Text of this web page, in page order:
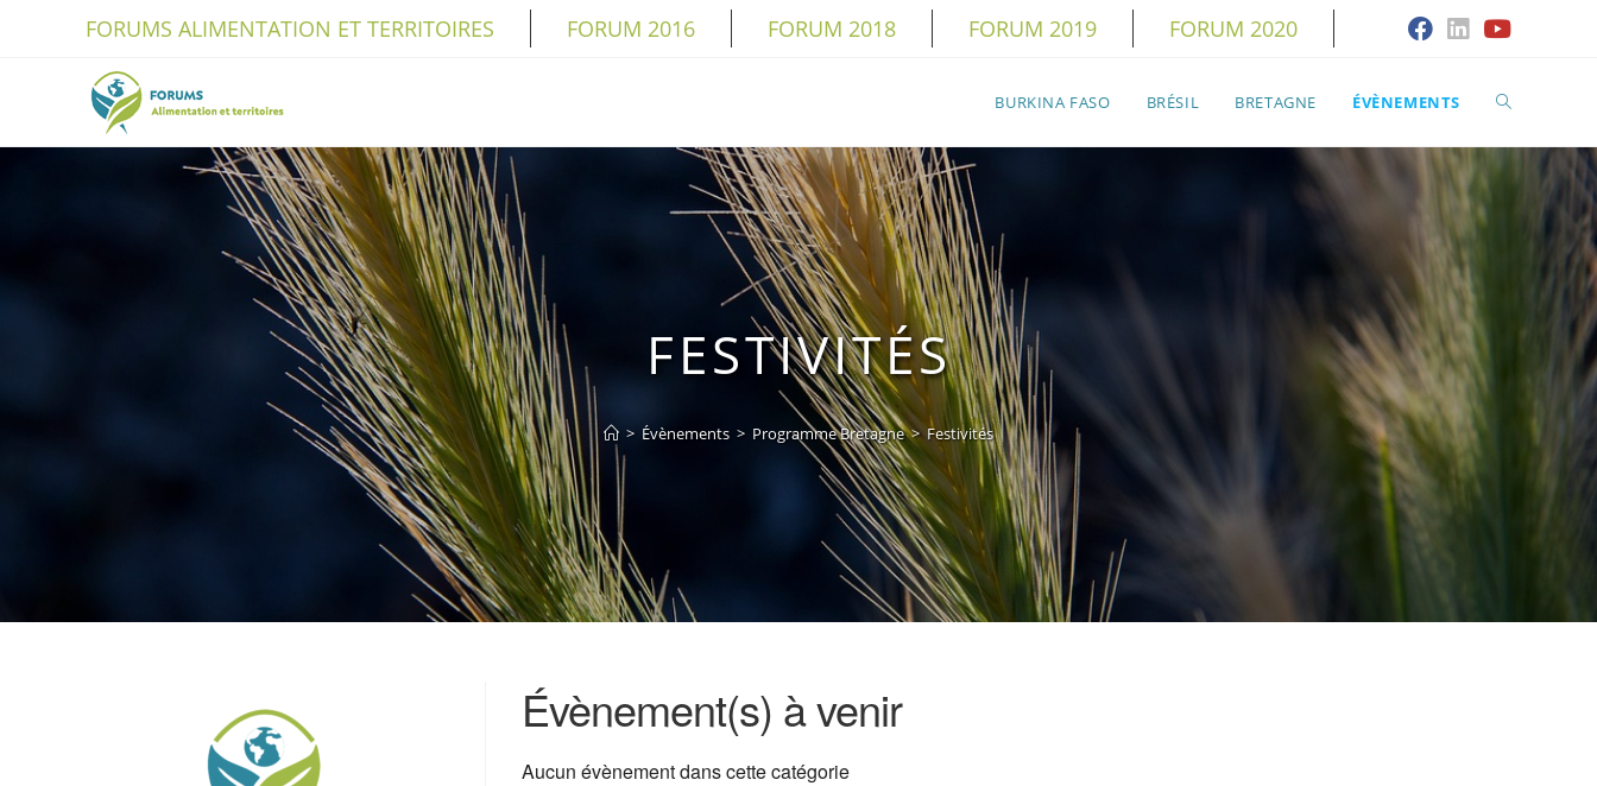
FORUMS ALIMENTATION ET TERRITOIRES FORUM 2016 FORUM 2018 FORUM 2019 FORUM 2020
BURKINA FASO BRÉSIL BRETAGNE ÉVÈNEMENTS TOGGLE
WEBSITE
SEARCH
FESTIVITÉS
> Évènements > Programme Bretagne > Festivités
Évènement(s) à venir
Aucun évènement dans cette catégorie